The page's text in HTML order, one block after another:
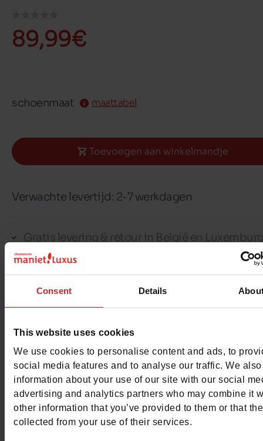
Consent Details
This website uses cookies
We use cookies to personalise content and ads, to
social media features and to analyse our traffic. We
information about your use of our site with our social
advertising and analytics partners who may combine it
other information that you’ve provided to them or that
collected from your use of their services.
89,99€
schoenmaat maattabel
Toevoegen aan winkelmandje
Verwachte levertijd: 2-7 werkdagen
Gratis levering & retour in België en
30 dagen om te ruilen of je geld terug te
100% veilige betaling met Ingenico -
Detail
Materialen